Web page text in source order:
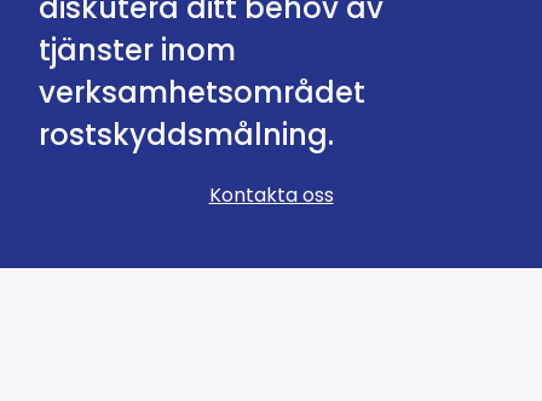
tjänster inom
verksamhetsområdet
rostskyddsmålning.
Kontakta oss